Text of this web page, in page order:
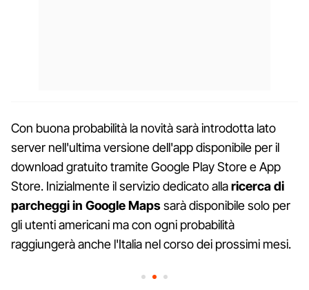
Con buona probabilità la novità sarà introdotta lato
server nell'ultima versione dell'app disponibile per il
download gratuito tramite Google Play Store e App
Store. Inizialmente il servizio dedicato allaricerca di
parcheggi in Google Mapssarà disponibile solo per
gli utenti americani ma con ogni probabilità
raggiungerà anche l'Italia nel corso dei prossimi mesi.